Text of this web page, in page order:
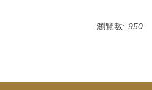
瀏覽數: 950